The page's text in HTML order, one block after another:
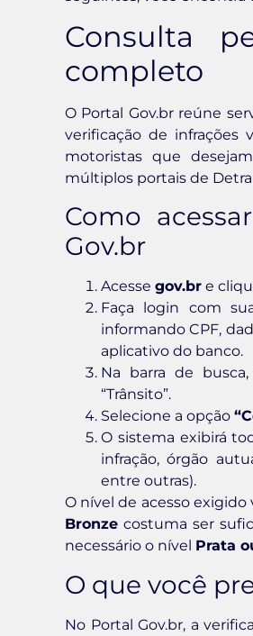
Consulta
completo
O Portal Gov.br reúne
verificação de infrações
motoristas que
múltiplos portais de
Como
Gov.br
Acesse gov.br e
Faça login com
informando CPF,
aplicativo do banco.
Na barra de
“Trânsito”.
Selecione a opção
O sistema exibirá
infração, órgão
entre outras).
O nível de acesso exigido
Bronze costuma ser
necessário o nível Prata
O que você
No Portal Gov.br, a